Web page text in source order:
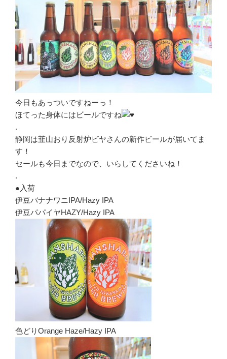
今日もあっついですねーっ！
ほてった身体にはビールですね
.
静岡は韮山おり反射炉ビヤさんの新作ビールが届いてま
す！
セールも今日までなので、いらしてくださいね！
.
●入荷
伊豆バナナワニIPA/Hazy IPA
伊豆パパイヤHAZY/Hazy IPA
色どりOrange Haze/Hazy IPA